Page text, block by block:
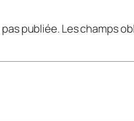
publiée.Les champs